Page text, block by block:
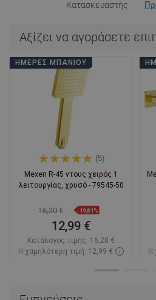
Κατασκευαστής
Αξίζει να αγοράσετε
ΗΜΈΡΕΣ ΜΠΆΝΙΟΥ
(5)
Mexen R-45 ντους χειρός 1
λειτουργίας, χρυσό - 79545-50
16,20 € -19,81%
12,99 €
Κατάλογος τιμής: 16,20 €
Η χαμηλότερη τιμή: 12,99 €
Η